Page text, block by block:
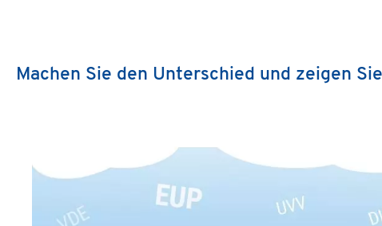
Machen Sie den Unterschied und zeigen